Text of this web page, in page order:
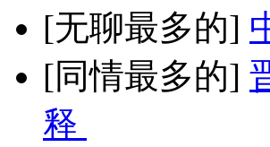
[无聊最多的]
[同情最多的]
释